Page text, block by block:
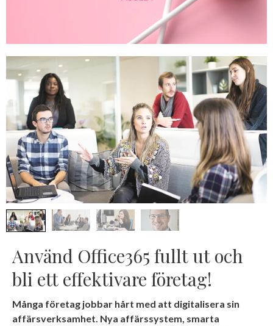
Använd Office365 fullt ut och
bli ett effektivare företag!
Många företag jobbar hårt med att digitalisera sin
affärsverksamhet. Nya affärssystem, smarta